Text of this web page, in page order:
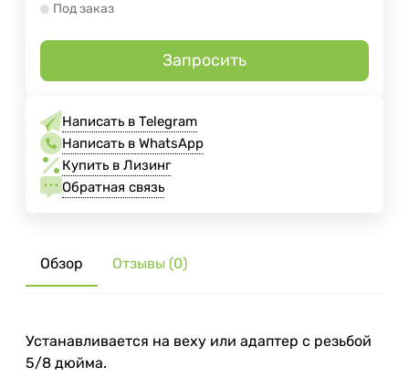
Под заказ
Запросить
Написать в Telegram
Написать в WhatsApp
Купить в Лизинг
Обратная связь
Обзор Отзывы (0)
Устанавливается на веху или адаптер с резьбой
5/8 дюйма.